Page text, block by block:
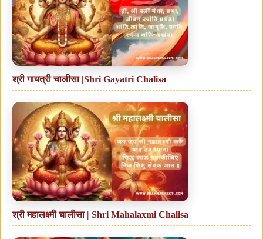
श्री गायत्री चालीसा |Shri Gayatri Chalisa
श्री महालक्ष्मी चालीसा | Shri Mahalaxmi Chalisa